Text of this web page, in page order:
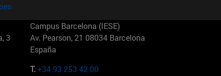
3
Campus Barcelona (IESE)
Av. Pearson, 21 08034 Barcelona
España
T.+34 93 253 42 00